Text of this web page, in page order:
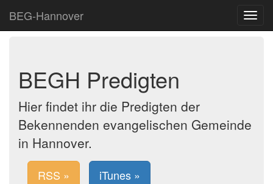
BEG-Hannover
Toggle
BEGH Predigten
Hier findet ihr die Predigten der
Bekennenden evangelischen Gemeinde
in Hannover.
RSS » iTunes »